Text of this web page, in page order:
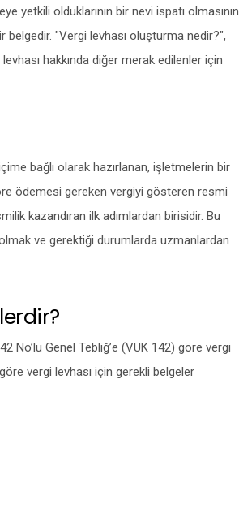
yetkili olduklarının bir nevi ispatı olmasının
"Vergi levhası oluşturma nedir?",
hakkında diğer merak edilenler için
bağlı olarak hazırlanan, işletmelerin bir
ödemesi gereken vergiyi gösteren resmi
kazandıran ilk adımlardan birisidir. Bu
ve gerektiği durumlarda uzmanlardan
No’lu Genel Tebliğ’e (VUK 142) göre vergi
vergi levhası için gerekli belgeler